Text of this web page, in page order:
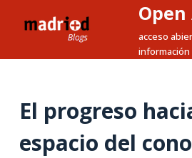
Open
acceso
información
El progreso
espacio del